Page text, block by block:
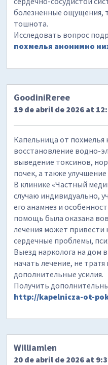
болезненные ощущения,
тошнота.
Исследовать вопрос
похмелья анонимно
GoodiniReree
19 de abril de 2026 at
Капельница от похмелья
восстановление водно-
выведение токсинов,
почек, а также
В клинике «Частный
случаю индивидуально,
его анамнез и
помощь была оказана
лечения может привести
сердечные проблемы,
Выезд нарколога на дом
начать лечение, не
дополнительные усилия.
Получить
http://kapelnicza-ot-
Williamlen
20 de abril de 2026 at